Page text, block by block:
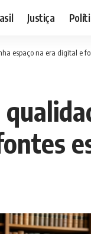
Justiça
espaço na era digital e